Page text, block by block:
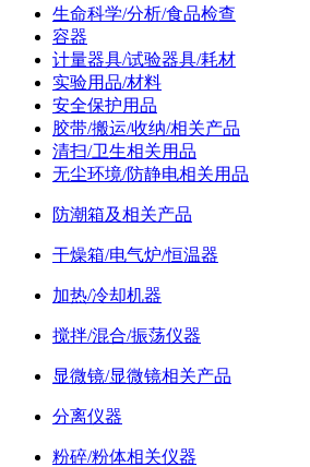
生命科学/分析/食品检查
容器
计量器具/试验器具/耗材
实验用品/材料
安全保护用品
胶带/搬运/收纳/相关产品
清扫/卫生相关用品
无尘环境/防静电相关用品
防潮箱及相关产品
干燥箱/电气炉/恒温器
加热/冷却机器
搅拌/混合/振荡仪器
显微镜/显微镜相关产品
分离仪器
粉碎/粉体相关仪器